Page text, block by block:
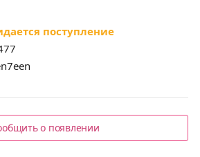
поступление
о появлении